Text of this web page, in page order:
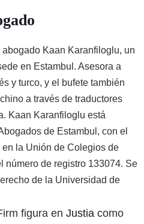
Kaan Karanfiloglu, un
en Estambul. Asesora a
y turco, y el bufete también
a través de traductores
Kaan Karanfiloglu está
de Estambul, con el
la Unión de Colegios de
número de registro 133074. Se
de la Universidad de
figura en Justia como